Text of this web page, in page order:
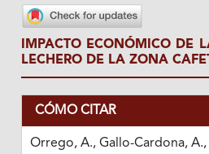
IMPACTO ECONÓMICO DE
LECHERO DE LA ZONA
CÓMO CITAR
Orrego, A., Gallo-Cardona, A.,